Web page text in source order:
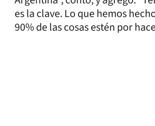
es la clave. Lo que hemos
90% de las cosas estén por